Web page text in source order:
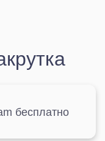
бесплатно